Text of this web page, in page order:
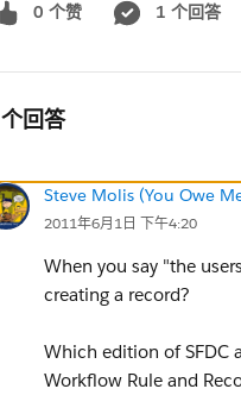
0 个赞 1 个回答
回答
Steve Molis (You Owe
2011年6月1日 下午4:20
When you say "the
creating a record?
Which edition of SFDC
Workflow Rule and